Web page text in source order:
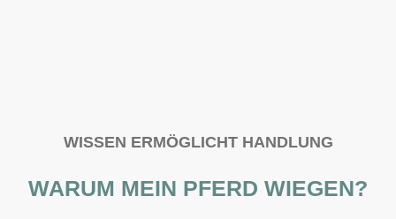
WISSEN ERMÖGLICHT HANDLUNG
WARUM MEIN PFERD WIEGEN?